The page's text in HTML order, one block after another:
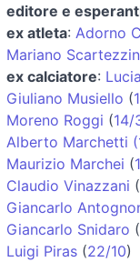
editore e
ex atleta: Adorno
Mariano
ex calciatore:
Giuliano Musiello (
Moreno Roggi (14/
Alberto Marchetti
Maurizio Marchei (
Claudio Vinazzani (
Giancarlo
Giancarlo Snidaro (
Luigi Piras (22/10)